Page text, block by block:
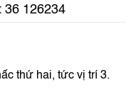
36 126234
thứ hai, tức vị trí 3.